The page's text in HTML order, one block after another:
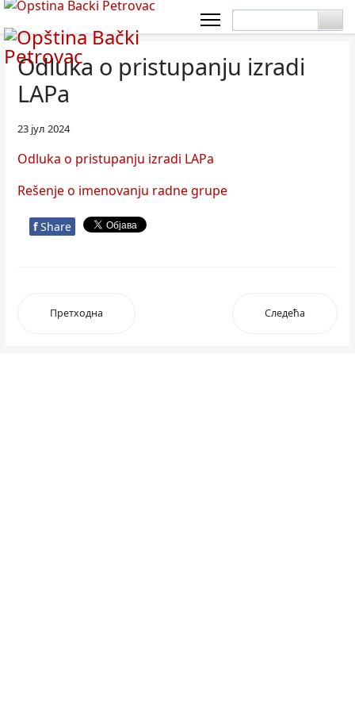
Odluka o pristupanju izradi
LAPa
23 јул 2024
Odluka o pristupanju izradi LAPa
Rešenje o imenovanju radne grupe
f Share
Претходна Следећа